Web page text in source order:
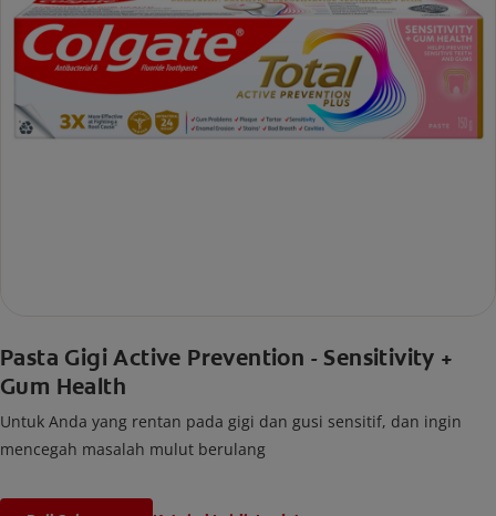
Pasta Gigi Active Prevention - Sensitivity +
Gum Health
Untuk Anda yang rentan pada gigi dan gusi sensitif, dan ingin
mencegah masalah mulut berulang